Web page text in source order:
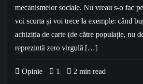
mecanismelor sociale. Nu vreau s-o fac
voi scurta și voi trece la exemple: când
achiziția de carte (de către populație, nu
reprezintă zero virgulă […]
Opinie 1 2 min read